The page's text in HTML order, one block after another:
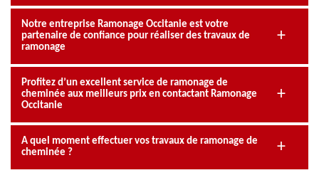
Notre entreprise Ramonage Occitanie est votre
partenaire de confiance pour réaliser des travaux de
ramonage
Profitez d’un excellent service de ramonage de
cheminée aux meilleurs prix en contactant Ramonage
Occitanie
A quel moment effectuer vos travaux de ramonage de
cheminée ?